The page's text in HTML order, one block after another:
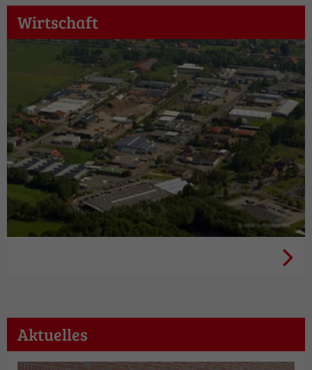
Wirtschaft
Aktuelles